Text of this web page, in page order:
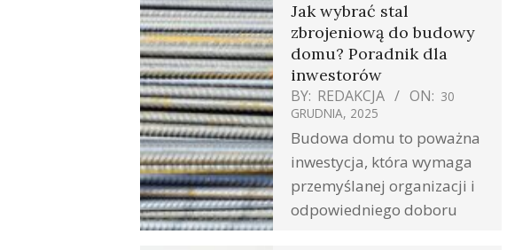
Jak wybrać stal
zbrojeniową do budowy
domu? Poradnik dla
inwestorów
BY: REDAKCJA ON: 30
GRUDNIA, 2025
Budowa domu to poważna
inwestycja, która wymaga
przemyślanej organizacji i
odpowiedniego doboru